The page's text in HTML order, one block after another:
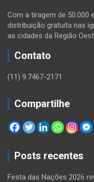
Com a tiragem de 50.000
distribuição gratuita nas
as cidades da Região
Contato
(11) 9.7467-2171
Compartilhe
Posts recentes
Festa das Nações 2026